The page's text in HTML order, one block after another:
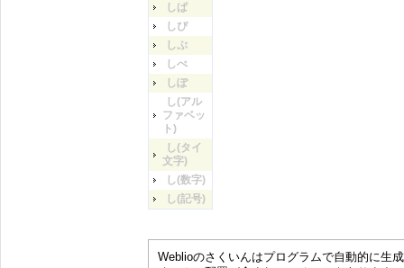
しぱ
しぴ
しぷ
しぺ
しぽ
し(アル
ファベッ
ト)
し(タイ
文字)
し(数字)
し(記号)
Weblioのさくいんはプログラムで自動的に生